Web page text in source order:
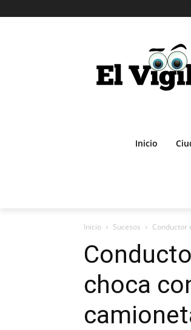
Inicio
Inicio Sucesos Conductor
choca